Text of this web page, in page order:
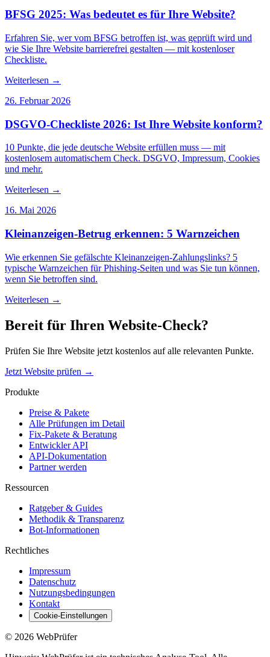
BFSG 2025: Was bedeutet es für Ihre Website?
Erfahren Sie, wer vom BFSG betroffen ist, was geprüft wird und
wie Sie Ihre Website barrierefrei gestalten — mit kostenloser
Checkliste.
Weiterlesen →
26. Februar 2026
DSGVO-Checkliste 2026: Ist Ihre Website konform?
10 Punkte, die jede deutsche Website erfüllen muss — mit
kostenlosem automatischem Check. DSGVO, Impressum, Cookies
und mehr.
Weiterlesen →
16. Mai 2026
Kleinanzeigen-Betrug erkennen: 5 Warnzeichen
Wie erkennen Sie gefälschte Kleinanzeigen-Zahlungslinks? 5
typische Warnzeichen für Phishing-Seiten und was Sie tun können,
wenn Sie betroffen sind.
Weiterlesen →
Bereit für Ihren Website-Check?
Prüfen Sie Ihre Website jetzt kostenlos auf alle relevanten Punkte.
Jetzt Website prüfen →
Produkte
Preise & Pakete
Alle Prüfungen im Detail
Fix-Pakete & Beratung
Entwickler API
API-Dokumentation
Partner werden
Ressourcen
Ratgeber & Guides
Methodik & Transparenz
Bot-Informationen
Rechtliches
Impressum
Datenschutz
Nutzungsbedingungen
Kontakt
Cookie-Einstellungen
© 2026 WebPrüfer